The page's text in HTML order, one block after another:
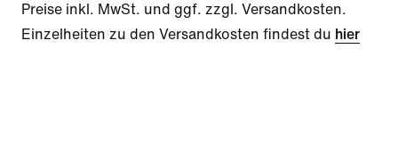
Preise inkl. MwSt. und ggf. zzgl. Versandkosten.
Einzelheiten zu den Versandkosten findest du hier